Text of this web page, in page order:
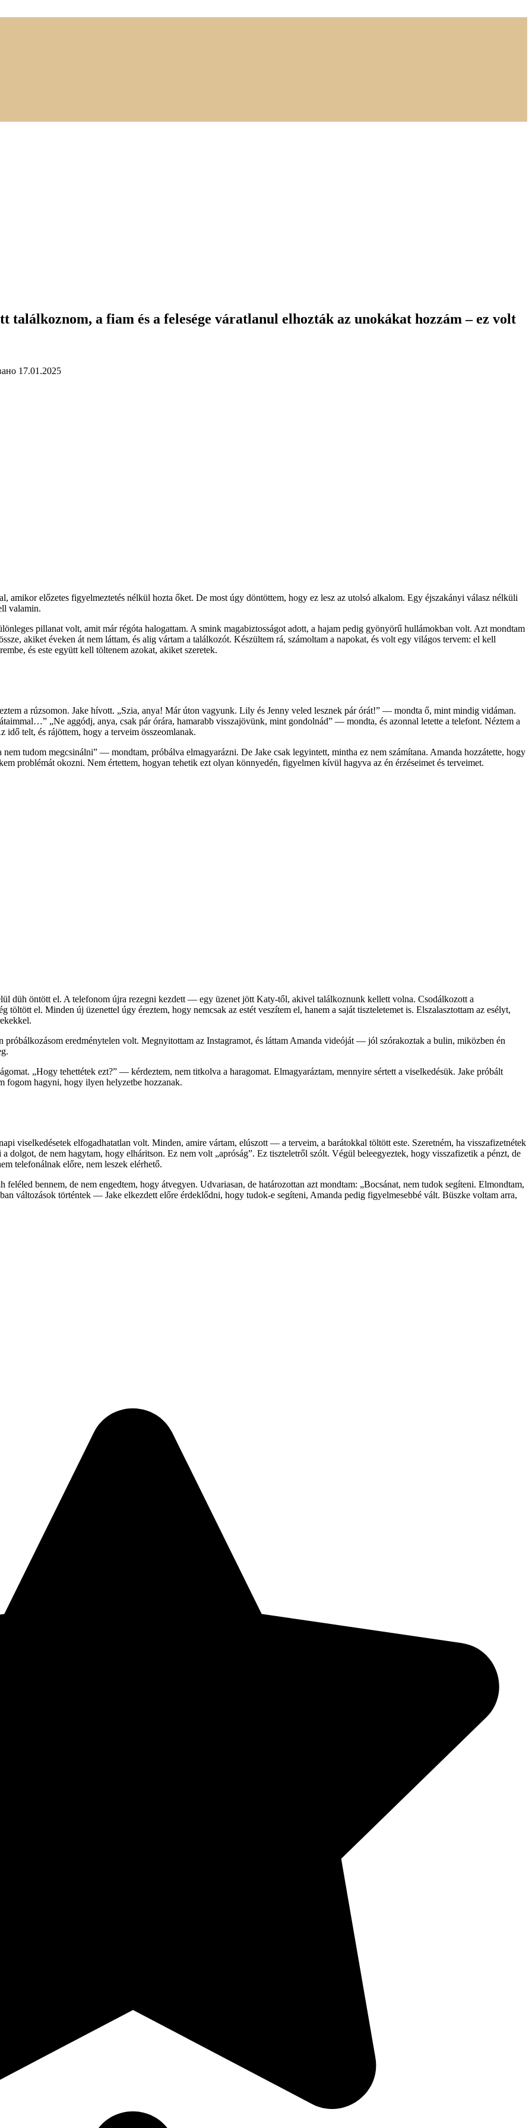
találkoznom, a fiam és a felesége váratlanul elhozták az unokákat hozzám – ez volt
17.01.2025
amikor előzetes figyelmeztetés nélkül hozta őket. De most úgy döntöttem, hogy ez lesz az utolsó alkalom. Egy éjszakányi válasz nélküli
valamin.
pillanat volt, amit már régóta halogattam. A smink magabiztosságot adott, a hajam pedig gyönyörű hullámokban volt. Azt mondtam
akiket éveken át nem láttam, és alig vártam a találkozót. Készültem rá, számoltam a napokat, és volt egy világos tervem: el kell
és este együtt kell töltenem azokat, akiket szeretek.
a rúzsomon. Jake hívott. „Szia, anya! Már úton vagyunk. Lily és Jenny veled lesznek pár órát!” — mondta ő, mint mindig vidáman.
„Ne aggódj, anya, csak pár órára, hamarabb visszajövünk, mint gondolnád” — mondta, és azonnal letette a telefont. Néztem a
idő telt, és rájöttem, hogy a terveim összeomlanak.
tudom megcsinálni” — mondtam, próbálva elmagyarázni. De Jake csak legyintett, mintha ez nem számítana. Amanda hozzátette, hogy
problémát okozni. Nem értettem, hogyan tehetik ezt olyan könnyedén, figyelmen kívül hagyva az én érzéseimet és terveimet.
düh öntött el. A telefonom újra rezegni kezdett — egy üzenet jött Katy-től, akivel találkoznunk kellett volna. Csodálkozott a
töltött el. Minden új üzenettel úgy éreztem, hogy nemcsak az estét veszítem el, hanem a saját tiszteletemet is. Elszalasztottam az esélyt,
eredménytelen volt. Megnyitottam az Instagramot, és láttam Amanda videóját — jól szórakoztak a bulin, miközben én
„Hogy tehettétek ezt?” — kérdeztem, nem titkolva a haragomat. Elmagyaráztam, mennyire sértett a viselkedésük. Jake próbált
fogom hagyni, hogy ilyen helyzetbe hozzanak.
viselkedésetek elfogadhatatlan volt. Minden, amire vártam, elúszott — a terveim, a barátokkal töltött este. Szeretném, ha visszafizetnétek
a dolgot, de nem hagytam, hogy elháritson. Ez nem volt „apróság”. Ez tiszteletről szólt. Végül beleegyeztek, hogy visszafizetik a pénzt, de
telefonálnak előre, nem leszek elérhető.
bennem, de nem engedtem, hogy átvegyen. Udvariasan, de határozottan azt mondtam: „Bocsánat, nem tudok segíteni. Elmondtam,
változások történtek — Jake elkezdett előre érdeklődni, hogy tudok-e segíteni, Amanda pedig figyelmesebbé vált. Büszke voltam arra,